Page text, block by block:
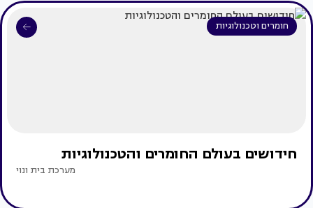
חומרים וטכנולוגיות
חידושים בעולם החומרים והטכנולוגיות
מערכת בית ונוי